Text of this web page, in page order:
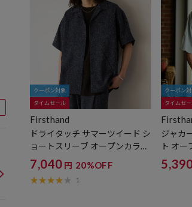
クーポン対象
タイムセール
Firsthand
ドライタッチ サマーツイード シ
ョートスリーブ オープンカラー
シャツ / セットアップ対応 / イ
ージーケア
7,040 円 20%OFF
1
クーポン対
タイムセ
ジャカ
ト オー
トスリーブ / セミシア
ー織